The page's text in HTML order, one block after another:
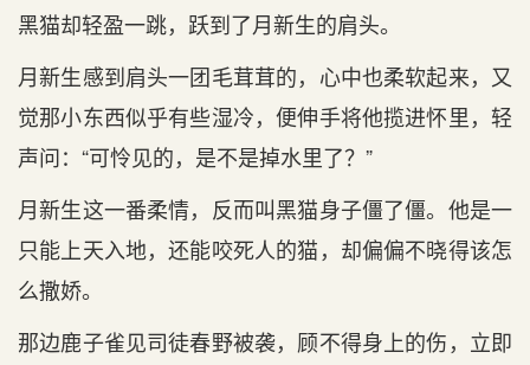
黑猫却轻盈一跳，跃到了月新生的肩头。
月新生感到肩头一团毛茸茸的，心中也柔软起来，又
觉那小东西似乎有些湿冷，便伸手将他揽进怀里，轻
声问：“可怜见的，是不是掉水里了？”
月新生这一番柔情，反而叫黑猫身子僵了僵。他是一
只能上天入地，还能咬死人的猫，却偏偏不晓得该怎
么撒娇。
那边鹿子雀见司徒春野被袭，顾不得身上的伤，立即